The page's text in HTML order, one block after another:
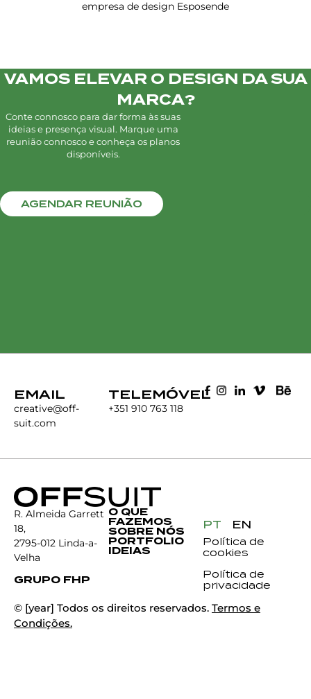
empresa de design Esposende
VAMOS ELEVAR O DESIGN DA SUA
MARCA?
Conte connosco para dar forma às suas
ideias e presença visual. Marque uma
reunião connosco e conheça os planos
disponíveis.
AGENDAR REUNIÃO
EMAIL
creative@off-
suit.com
TELEMÓVEL
+351 910 763 118
R. Almeida Garrett
18,
2795-012 Linda-a-
Velha
GRUPO FHP
O QUE
FAZEMOS
SOBRE NÓS
PORTFOLIO
IDEIAS
PT EN
Política de
cookies
Política de
privacidade
© [year] Todos os direitos reservados. Termos e
Condições.